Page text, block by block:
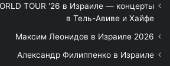
TOUR '26 в Израиле — концерты
в Тель-Авиве и Хайфе
Максим Леонидов в Израиле 2026
Александр Филиппенко в Израиле